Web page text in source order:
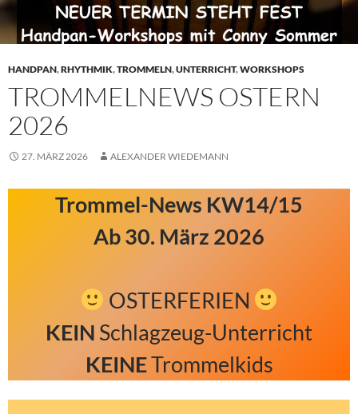
HANDPAN,RHYTHMIK,TROMMELN,UNTERRICHT,WORKSHOPS
TROMMELNEWS OSTERN
2026
27. MÄRZ 2026 ALEXANDER WIEDEMANN
Trommel-News KW14/15
Ab 30. März 2026
OSTERFERIEN
KEIN Schlagzeug-Unterricht
KEINETrommelkids